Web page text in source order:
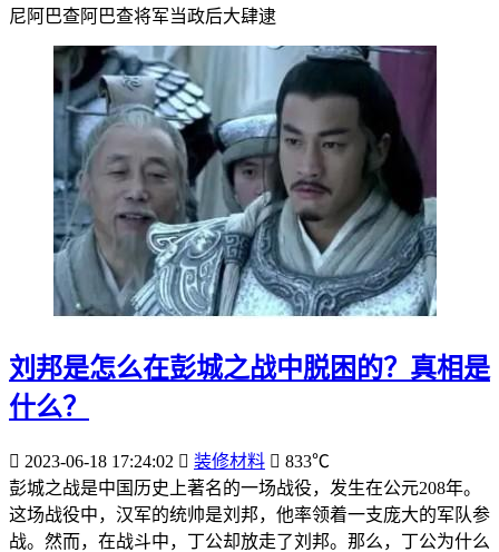
尼阿巴查阿巴查将军当政后大肆逮
刘邦是怎么在彭城之战中脱困的？真相是
什么？
2023-06-18 17:24:02 装修材料
833℃
彭城之战是中国历史上著名的一场战役，发生在公元208年。
这场战役中，汉军的统帅是刘邦，他率领着一支庞大的军队参
战。然而，在战斗中，丁公却放走了刘邦。那么，丁公为什么